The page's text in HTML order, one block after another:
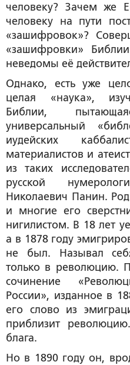
человеку? Зачем же
человеку на пути
«зашифровок»?
«зашифровки»
неведомы её
Однако, есть уже
целая «наука»,
Библии,
универсальный
иудейских
материалистов и
из таких
русской
Николаевич Панин.
и многие его
нигилистом. В 18 лет
а в 1878 году
не был. Называл
только в революцию.
сочинение
России», изданное в
его слово из
приблизит
блага.
Но в 1890 году он,